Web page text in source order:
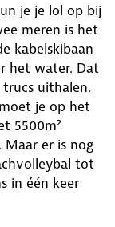
je je lol op bij
meren is het
kabelskibaan
het water. Dat
uithalen.
je op het
5500m²
Maar er is nog
tot
in één keer